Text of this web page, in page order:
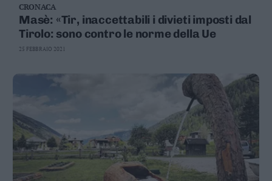
CRONACA
Masè: «Tir, inaccettabili i divieti imposti dal
Tirolo: sono contro le norme della Ue
25 FEBBRAIO 2021